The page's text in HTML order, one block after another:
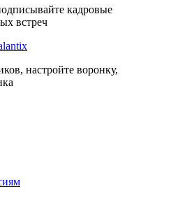
кадровые
встреч
настройте воронку,